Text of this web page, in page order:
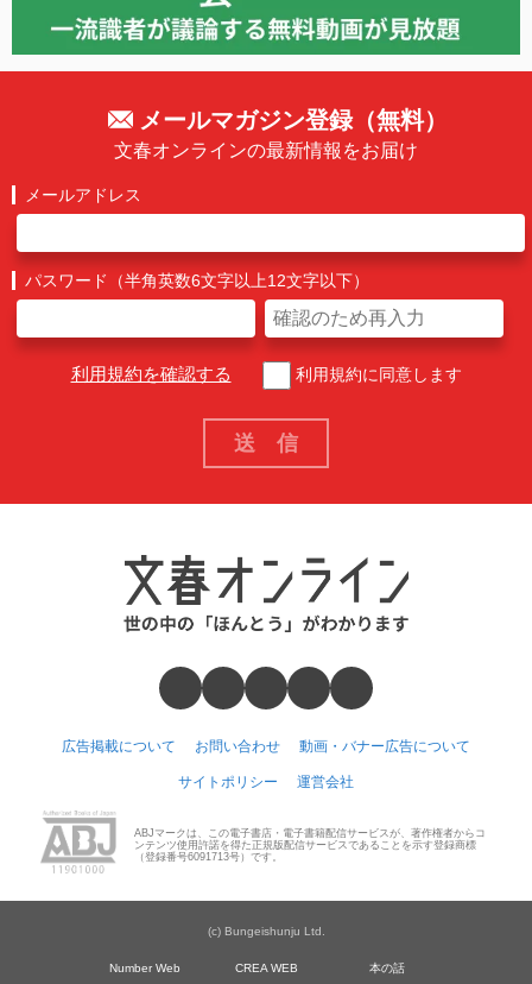
メールマガジン登録（無料）
文春オンラインの最新情報をお届け
メールアドレス
パスワード（半角英数6文字以上12文字以下）
利用規約を確認する 利用規約に同意します
広告掲載について お問い合わせ 動画・バナー広告について
サイトポリシー 運営会社
ABJマークは、この電子書店・電子書籍配信サービスが、著作権者からコ
ンテンツ使用許諾を得た正規版配信サービスであることを示す登録商標
（登録番号6091713号）です。
(c) Bungeishunju Ltd.
Number Web CREA WEB 本の話